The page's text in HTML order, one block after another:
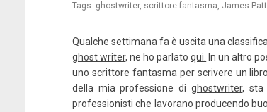
Tags: ghostwriter, scrittore fantasma, James
Qualche settimana fa è uscita una
ghost writer, ne ho parlatoqui. In un altro
uno scrittore fantasma per scrivere un
della mia professione di ghostwriter, sta
professionisti che lavorano producendo